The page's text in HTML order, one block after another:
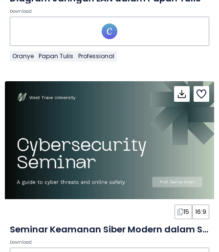
Download
Oranye Papan Tulis Professional
15 16:9
Seminar Keamanan Siber Modern dalam Slide
Download